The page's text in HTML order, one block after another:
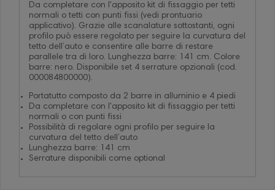
Da completare con l'apposito kit di fissaggio per tetti
normali o tetti con punti fissi (vedi prontuario
applicativo). Grazie alle scanalature sottostanti, ogni
profilo può essere regolato per seguire la curvatura del
tetto dell’auto e consentire alle barre di restare
parallele tra di loro. Lunghezza barre: 141 cm. Colore
barre: nero. Disponibile set 4 serrature opzionali (cod.
000084800000).
Portatutto composto da 2 barre in alluminio e 4 piedi
Da completare con l'apposito kit di fissaggio per tetti
normali o con punti fissi
Possibilità di regolare ogni profilo per seguire la
curvatura del tetto dell’auto
Lunghezza barre: 141 cm
Serrature disponibili come optional